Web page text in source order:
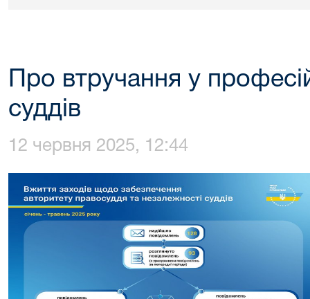
Про втручання у
суддів
12 червня 2025, 12:44